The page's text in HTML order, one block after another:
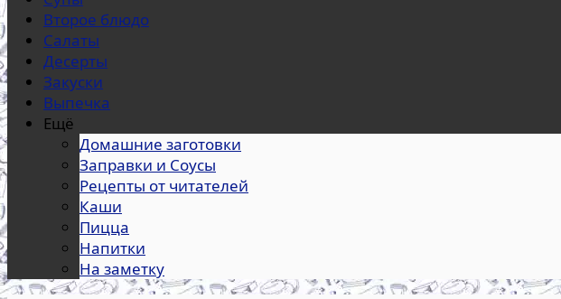
Второе блюдо
Салаты
Десерты
Закуски
Выпечка
Ещё
Домашние заготовки
Заправки и Соусы
Рецепты от читателей
Каши
Пицца
Напитки
На заметку